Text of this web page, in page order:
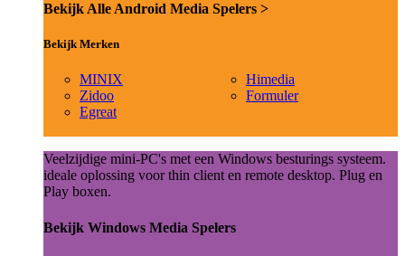
Bekijk Alle Android Media Spelers >
Bekijk Merken
MINIX
Zidoo
Egreat
Himedia
Formuler
Veelzijdige mini-PC's met een Windows besturings systeem.
ideale oplossing voor thin client en remote desktop. Plug en
Play boxen.
Bekijk Windows Media Spelers